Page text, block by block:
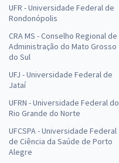
UFR - Universidade Federal de
Rondonópolis
CRA MS - Conselho Regional de
Administração do Mato Grosso
do Sul
UFJ - Universidade Federal de
Jataí
UFRN - Universidade Federal do
Rio Grande do Norte
UFCSPA - Universidade Federal
de Ciência da Saúde de Porto
Alegre